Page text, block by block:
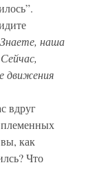
Знаете, наша
движения
вдруг
как
Что